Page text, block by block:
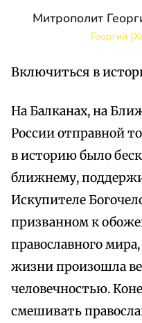
Митрополит
Георгий
Включиться в
На Балканах, на
России отправной
в историю было
ближнему,
Искупителе
призванном к
православного
жизни произошла
человечностью.
смешивать